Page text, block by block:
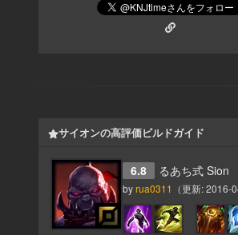
サイオンの高評価ビルドガイド
6.8 るあち式 Sion
byrua0311 （更新:2016-